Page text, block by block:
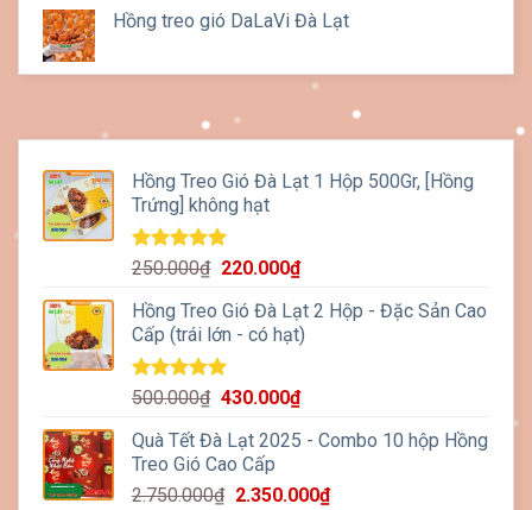
Hồng treo gió DaLaVi Đà Lạt
Hồng Treo Gió Đà Lạt 1 Hộp 500Gr, [Hồng
Trứng] không hạt
Được xếp
5.00
5 sao
250.000₫ Giá
là:
250.000₫.
220.000₫Giá
tại
là:
Hồng Treo Gió Đà Lạt 2 Hộp - Đặc Sản Cao
Cấp (trái lớn - có hạt)
Được xếp
5.00
5 sao
500.000₫ Giá
là:
500.000₫.
430.000₫Giá
tại
430.000₫.
Quà Tết Đà Lạt 2025 - Combo 10 hộp Hồng
Treo Gió Cao Cấp
2.750.000₫ Giá
2.350.000₫Giá